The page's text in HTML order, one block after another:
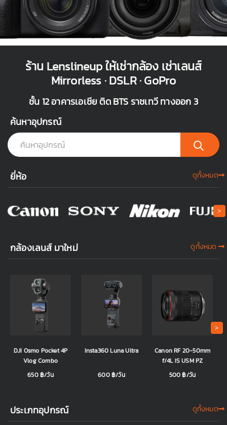
ร้าน Lenslineup ให้เช่ากล้อง เช่าเลนส์
Mirrorless · DSLR · GoPro
ชั้น 12 อาคารเอเชีย ติด BTS ราชเทวี ทางออก 3
ค้นหาอุปกรณ์
ยี่ห้อ ดูทั้งหมด
>
กล้องเลนส์ มาใหม่ ดูทั้งหมด
>
DJI Osmo Pocket 4P
Vlog Combo
650 ฿/วัน
Insta360 Luna Ultra
600 ฿/วัน
Canon RF 20-50mm
f/4L IS USM PZ
500 ฿/วัน
ประเภทอุปกรณ์ ดูทั้งหมด